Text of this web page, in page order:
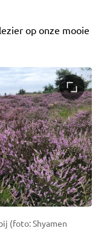
op onze mooie
(foto: Shyamen